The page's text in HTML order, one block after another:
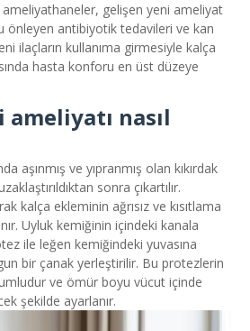
gelişen yeni ameliyat
önleyen antibiyotik tedavileri ve kan
ilaçların kullanıma girmesiyle kalça
hasta konforu en üst düzeye
nasıl
aşınmış ve yıpranmış olan kıkırdak
sonra çıkartılır.
kalça ekleminin ağrısız ve kısıtlama
Uyluk kemiğinin içindeki kanala
ile leğen kemiğindeki yuvasına
bir çanak yerleştirilir. Bu protezlerin
ve ömür boyu vücut içinde
şekilde ayarlanır.